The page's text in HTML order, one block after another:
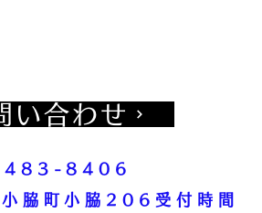
い合わせ
483-8406
小脇町小脇206 受付時間